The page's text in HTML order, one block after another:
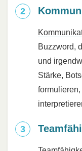
Buzzword,
und
Stärke,